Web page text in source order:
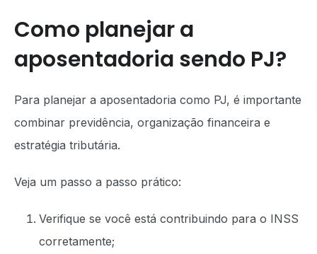
Como planejar a
aposentadoria sendo PJ?
Para planejar a aposentadoria como PJ, é importante
combinar previdência, organização financeira e
estratégia tributária.
Veja um passo a passo prático:
Verifique se você está contribuindo para o INSS
corretamente;